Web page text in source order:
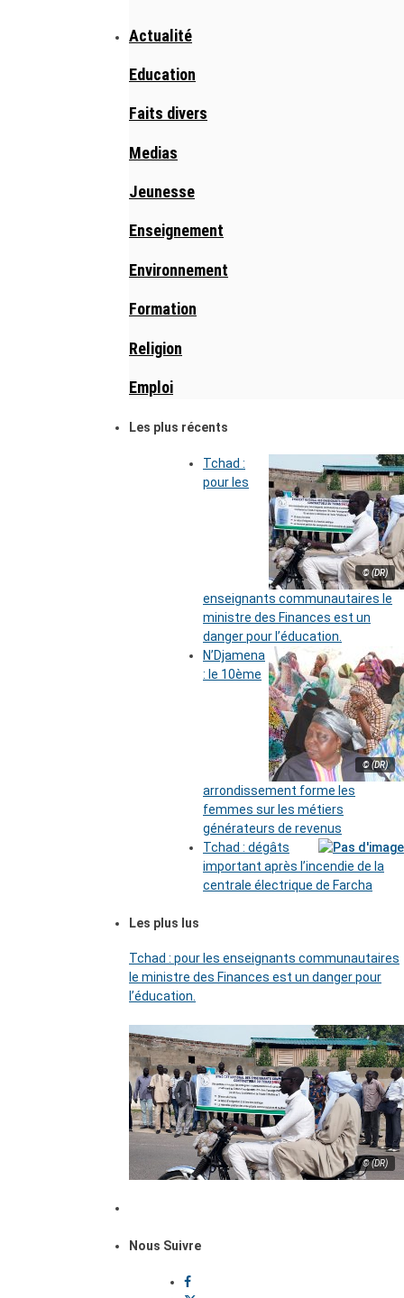
Actualité
Education
Faits divers
Medias
Jeunesse
Enseignement
Environnement
Formation
Religion
Emploi
Les plus récents
© (DR)
Tchad :
pour les
enseignants communautaires le
ministre des Finances est un
danger pour l’éducation.
© (DR)
N’Djamena
: le 10ème
arrondissement forme les
femmes sur les métiers
générateurs de revenus
Tchad : dégâts
important après l’incendie de la
centrale électrique de Farcha
Les plus lus
Tchad : pour les enseignants communautaires
le ministre des Finances est un danger pour
l’éducation.
© (DR)
Nous Suivre